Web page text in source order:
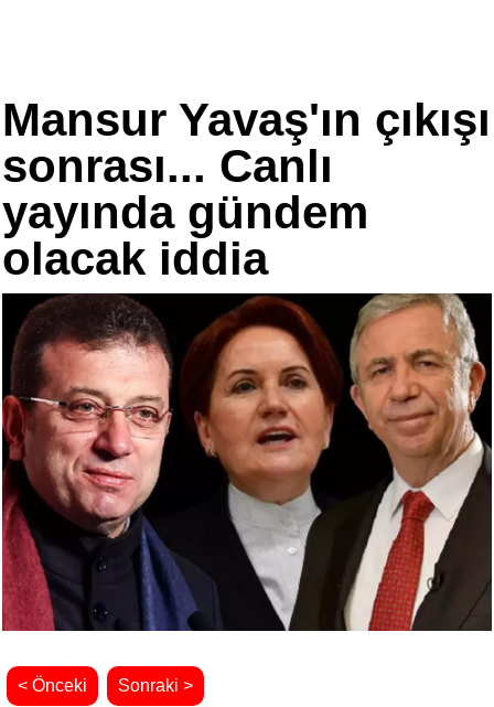
Mansur Yavaş'ın çıkışı
sonrası... Canlı
yayında gündem
olacak iddia
< Önceki Sonraki >